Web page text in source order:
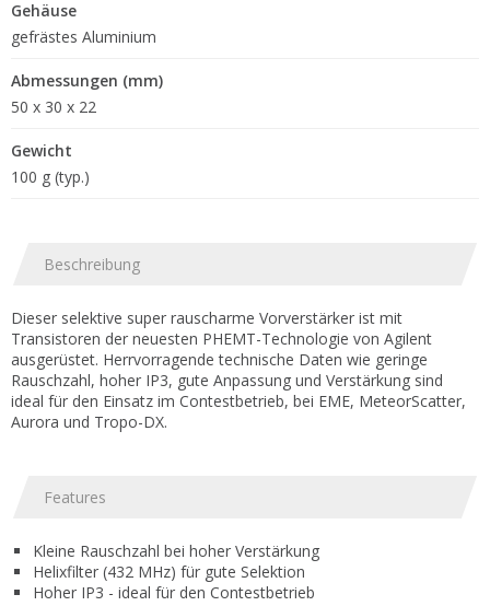
Gehäuse
gefrästes Aluminium
Abmessungen (mm)
50 x 30 x 22
Gewicht
100 g (typ.)
Beschreibung
Dieser selektive super rauscharme Vorverstärker ist mit
Transistoren der neuesten PHEMT-Technologie von Agilent
ausgerüstet. Herrvorragende technische Daten wie geringe
Rauschzahl, hoher IP3, gute Anpassung und Verstärkung sind
ideal für den Einsatz im Contestbetrieb, bei EME, MeteorScatter,
Aurora und Tropo-DX.
Features
Kleine Rauschzahl bei hoher Verstärkung
Helixfilter (432 MHz) für gute Selektion
Hoher IP3 - ideal für den Contestbetrieb